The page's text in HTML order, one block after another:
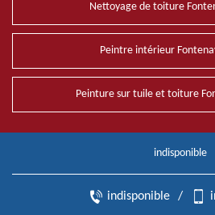
Nettoyage de toiture
Peintre intérieur
Peinture sur tuile et toiture
indisponible
indisponible /